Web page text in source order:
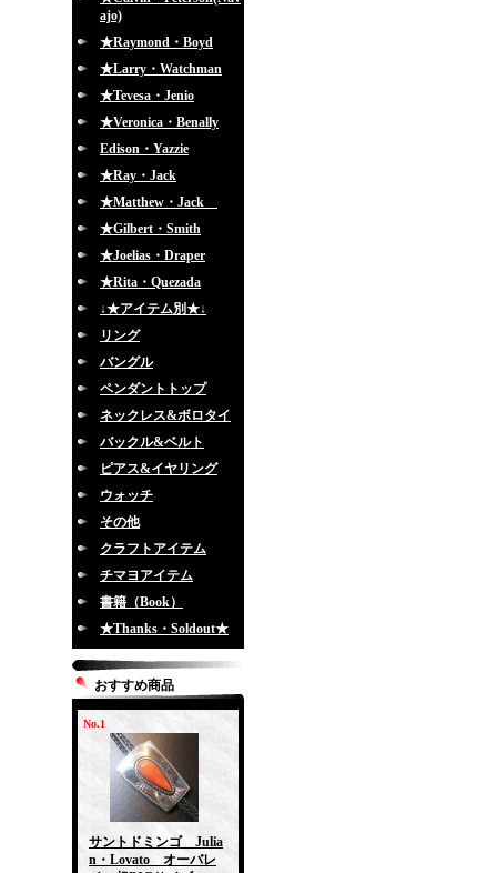
ajo)
★Raymond・Boyd
★Larry・Watchman
★Tevesa・Jenio
★Veronica・Benally
Edison・Yazzie
★Ray・Jack
★Matthew・Jack
★Gilbert・Smith
★Joelias・Draper
★Rita・Quezada
↓★アイテム別★↓
リング
バングル
ペンダントトップ
ネックレス&ボロタイ
バックル&ベルト
ピアス&イヤリング
ウォッチ
その他
クラフトアイテム
チマヨアイテム
書籍（Book）
★Thanks・Soldout★
おすすめ商品
No.1
サントドミンゴ Julia
n・Lovato オーバレ